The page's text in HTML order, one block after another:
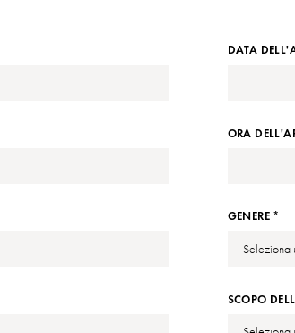
DATA
ORA
GENERE *
SCOPO